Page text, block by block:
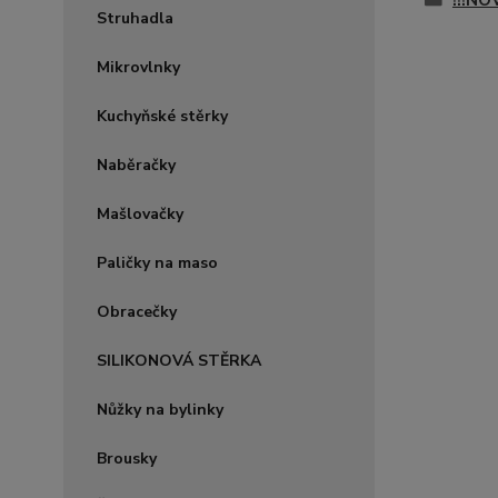
Struhadla
Mikrovlnky
Kuchyňské stěrky
Naběračky
Mašlovačky
Paličky na maso
Obracečky
SILIKONOVÁ STĚRKA
Nůžky na bylinky
Brousky